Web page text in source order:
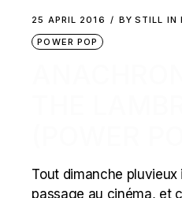
25 APRIL 2016 BY STILL IN
POWER POP
Tout dimanche
passage au cinéma, et